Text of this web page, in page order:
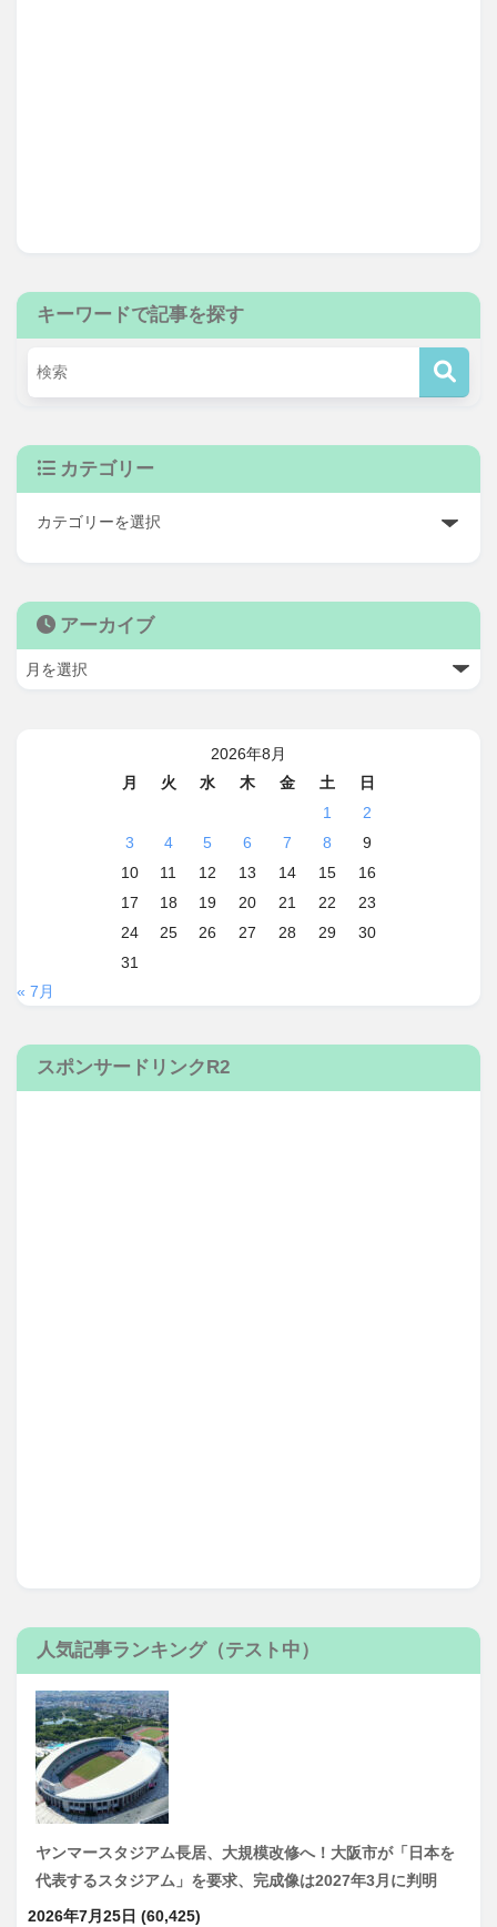
キーワードで記事を探す
カテゴリー
アーカイブ
2026年8月
月
火 水 木 金 土
日
1
2
3
4 5 6 7 8
9
10
11 12 13 14 15
16
17
18 19 20 21 22
23
24
25 26 27 28 29
30
31
« 7月
スポンサードリンクR2
人気記事ランキング（テスト中）
ヤンマースタジアム長居、大規模改修へ！大阪市が「日本を
代表するスタジアム」を要求、完成像は2027年3月に判明
2026年7月25日 (60,425)